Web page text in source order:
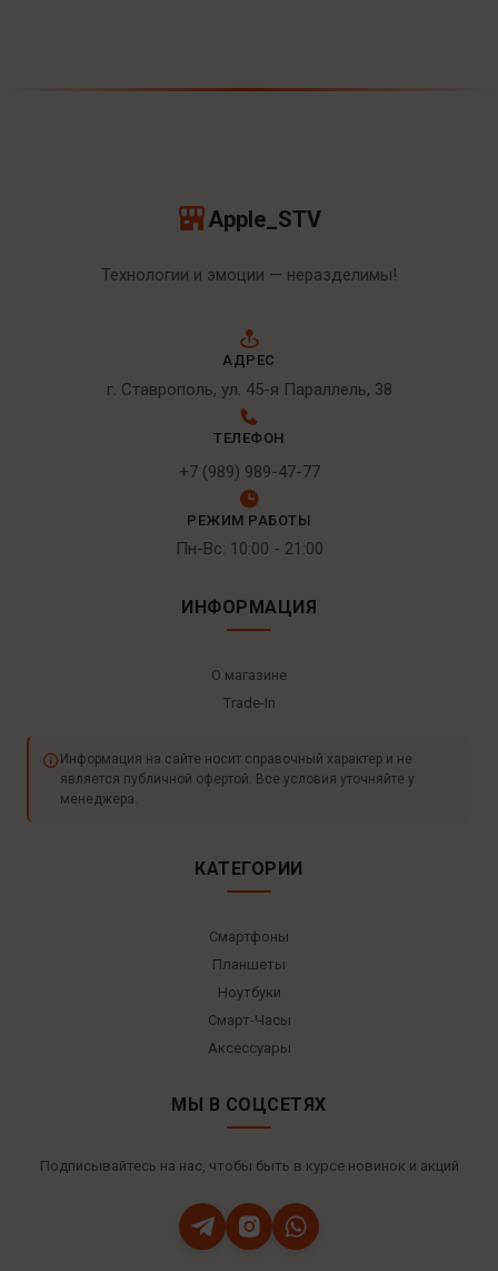
Apple_STV
Технологии и эмоции — неразделимы!
АДРЕС
г. Ставрополь, ул. 45-я Параллель, 38
ТЕЛЕФОН
+7 (989) 989-47-77
РЕЖИМ РАБОТЫ
Пн-Вс: 10:00 - 21:00
ИНФОРМАЦИЯ
О магазине
Trade-In
Информация на сайте носит справочный характер и не
является публичной офертой. Все условия уточняйте у
менеджера.
КАТЕГОРИИ
Смартфоны
Планшеты
Ноутбуки
Смарт-Часы
Аксессуары
МЫ В СОЦСЕТЯХ
Подписывайтесь на нас, чтобы быть в курсе новинок и акций